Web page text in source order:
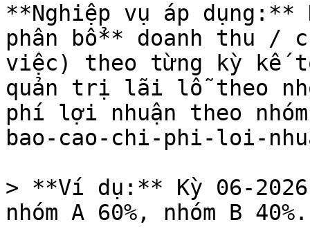
**Nghiệp vụ áp
phân bổ** doanh thu /
việc) theo từng kỳ kế
quản trị lãi lỗ theo
phí lợi nhuận theo
bao-cao-chi-phi-loi-
> **Ví dụ:** Kỳ 06-
nhóm A 60%, nhóm B 40%.